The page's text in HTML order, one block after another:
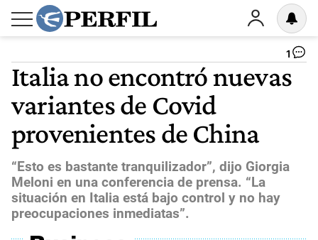
1
Italia no encontró nuevas
variantes de Covid
provenientes de China
“Esto es bastante tranquilizador”, dijo Giorgia
Meloni en una conferencia de prensa. “La
situación en Italia está bajo control y no hay
preocupaciones inmediatas”.